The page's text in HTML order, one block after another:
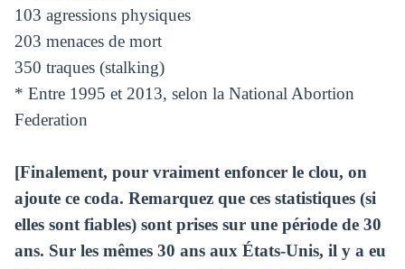
103 agressions physiques
203 menaces de mort
350 traques (stalking)
* Entre 1995 et 2013, selon la National Abortion
Federation
[Finalement, pour vraiment enfoncer le clou, on
ajoute ce coda. Remarquez que ces statistiques (si
elles sont fiables) sont prises sur une période de 30
ans. Sur les mêmes 30 ans aux États-Unis, il y a eu